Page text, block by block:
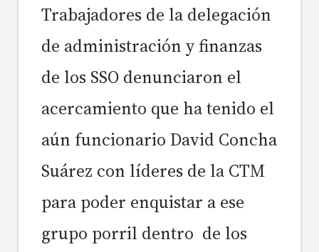
Trabajadores de la delegación
de administración y finanzas
de los SSO denunciaron el
acercamiento que ha tenido el
aún funcionario David Concha
Suárez con líderes de la CTM
para poder enquistar a ese
grupo porril dentro de los